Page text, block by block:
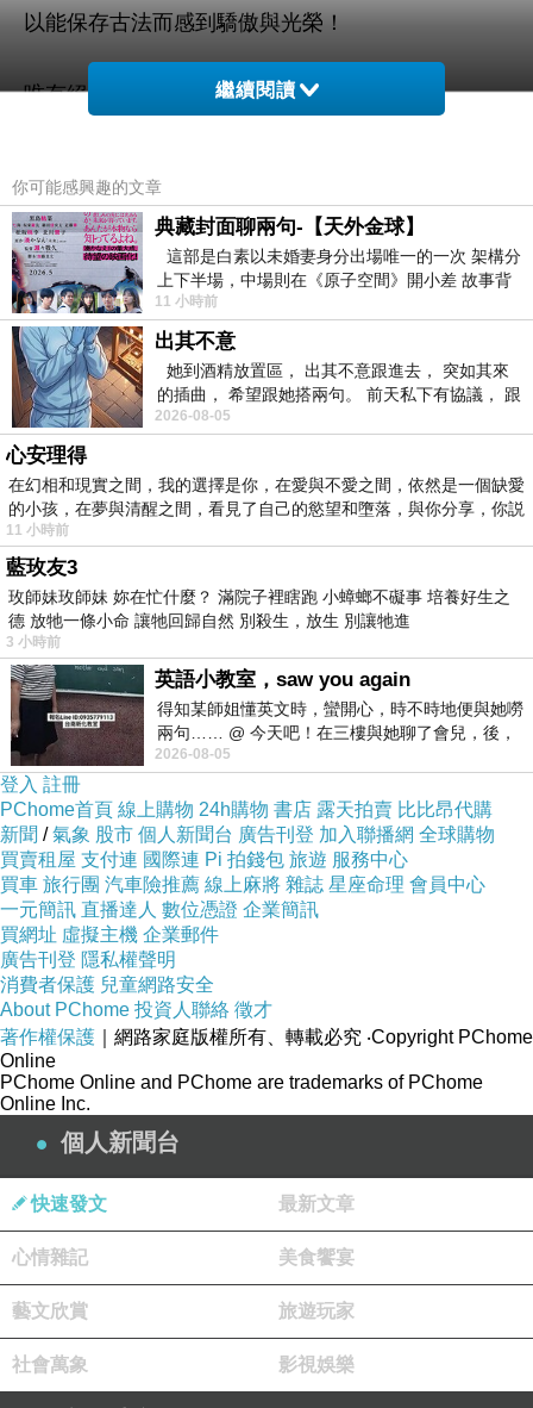
以能保存古法而感到驕傲與光榮！
唯有絕對的用心，才有驚奇的創新！
?
?
商品訊息簡述:
⊕百年傳奇, 花蓮名產
⊕以乳酪與起司，讓沙琪瑪呈現多層次的口感
⊕完全純手工純天然
不加香料與調味料、零添加物、零防腐劑！
奶蛋素
彩妝盤
【內灣彭老師】正宗野薑花粽 10入-盒 2盒組(葷-
素口味任選)
【夢饗家】太麻里地區農會-洛神元氣餅禮盒-3盒
組
【CANSS 豐川生醫】新檸檬水40倍濃縮六合一
系列-買一送一(15入-袋)
健立飛 飽孅魔 芝麻多穀粉 450g(3盒入)
樂活e棧 懶人低卡美食蒟蒻米(6包-組)
繼續閱讀
你可能感興趣的文章
典藏封面聊兩句-【天外金球】
這部是白素以未婚妻身分出場唯一的一次 架構分
上下半場，中場則在《原子空間》開小差 故事背
景影射西藏境外流亡 地下組織
11 小時前
出其不意
她到酒精放置區， 出其不意跟進去， 突如其來
的插曲， 希望跟她搭兩句。 前天私下有協議， 跟
著阿弟丟拉基
2026-08-05
心安理得
在幻相和現實之間，我的選擇是你，在愛與不愛之間，依然是一個缺愛
的小孩，在夢與清醒之間，看見了自己的慾望和墮落，與你分享，你説
11 小時前
藍玫友3
玫師妹玫師妹 妳在忙什麼？ 滿院子裡瞎跑 小蟑螂不礙事 培養好生之
德 放牠一條小命 讓牠回歸自然 別殺生，放生 別讓牠進
3 小時前
英語小教室，saw you again
得知某師姐懂英文時，蠻開心，時不時地便與她嘮
兩句…… @ 今天吧！在三樓與她聊了會兒，後，
下二樓居然又撞到她，於是
2026-08-05
登入 註冊
PChome首頁 線上購物 24h購物 書店 露天拍賣 比比昂代購
新聞 /氣象 股市 個人新聞台 廣告刊登 加入聯播網 全球購物
買賣租屋 支付連 國際連 Pi 拍錢包 旅遊 服務中心
買車 旅行團 汽車險推薦 線上麻將 雜誌 星座命理 會員中心
一元簡訊 直播達人 數位憑證 企業簡訊
買網址 虛擬主機 企業郵件
廣告刊登 隱私權聲明
消費者保護 兒童網路安全
About PChome 投資人聯絡 徵才
著作權保護 ｜網路家庭版權所有、轉載必究 ‧Copyright PChome
Online
PChome Online and PChome are trademarks of PChome
Online Inc.
個人新聞台
快速發文 最新文章
心情雜記 美食饗宴
藝文欣賞 旅遊玩家
社會萬象 影視娛樂